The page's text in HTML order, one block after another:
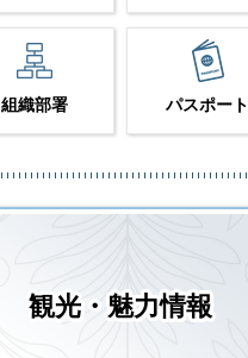
組織部署 パスポート
観光・魅力情報